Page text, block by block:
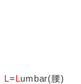
L=Lumbar(腰)